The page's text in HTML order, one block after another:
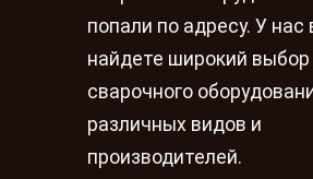
попали по адресу. У нас
найдете широкий выбор
сварочного
различных видов и
производителей.